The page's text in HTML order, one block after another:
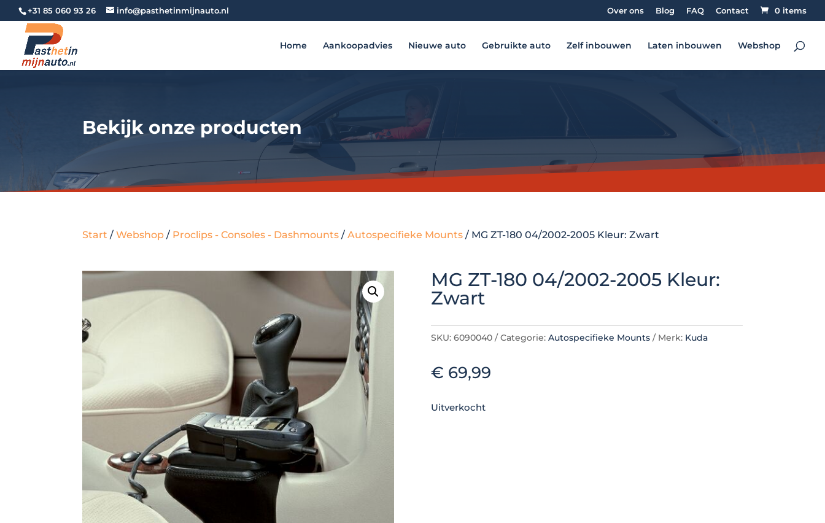
+31 85 060 93 26 info@pasthetinmijnauto.nl Over ons Blog FAQ Contact 0 items
Home Aankoopadvies Nieuwe auto Gebruikte auto Zelf inbouwen Laten inbouwen Webshop
Bekijk onze producten
Start /Webshop / Proclips - Consoles - Dashmounts /Autospecifieke Mounts / MG ZT-180 04/2002-2005 Kleur: Zwart
MG ZT-180 04/2002-2005 Kleur:
Zwart
SKU: 6090040 Categorie: Autospecifieke Mounts Merk: Kuda
€ 69,99
Uitverkocht